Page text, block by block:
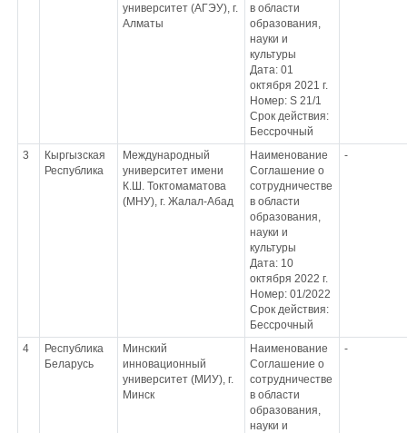
университет (АГЭУ), г.
Алматы
в области
образования,
науки и
культуры
Дата: 01
октября 2021 г.
Номер: S 21/1
Срок действия:
Бессрочный
3
Кыргызская
Республика
Международный
университет имени
К.Ш. Токтомаматова
(МНУ), г. Жалал-Абад
Наименование
Соглашение о
сотрудничестве
в области
образования,
науки и
культуры
Дата: 10
октября 2022 г.
Номер: 01/2022
Срок действия:
Бессрочный
-
4
Республика
Беларусь
Минский
инновационный
университет (МИУ), г.
Минск
Наименование
Соглашение о
сотрудничестве
в области
образования,
науки и
-